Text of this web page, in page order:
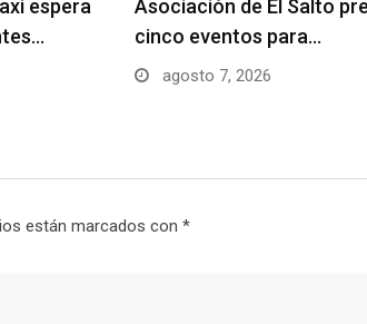
espera
Asociación de El Salto
cinco eventos para…
agosto 7, 2026
están marcados con *